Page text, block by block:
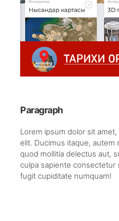
Paragraph
Lorem ipsum dolor sit
elit. Ducimus itaque,
quod mollitia delectus aut,
culpa sapiente consectetur
fugit cupiditate numquam!